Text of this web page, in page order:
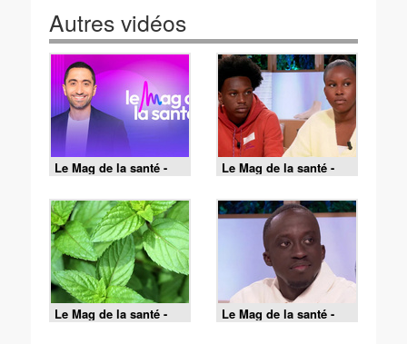
Autres vidéos
Le Mag de la santé -
19/06/2026
Le Mag de la santé -
18/06/2026
Le Mag de la santé -
17/06/2026
Le Mag de la santé -
16/06/2026